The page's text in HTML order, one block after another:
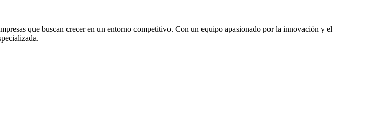
que buscan crecer en un entorno competitivo. Con un equipo apasionado por la innovación y el